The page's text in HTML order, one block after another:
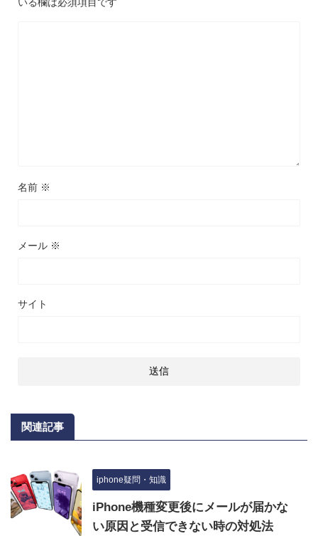
いる欄は必須項目です
名前 ※
メール ※
サイト
関連記事
iphone疑問・知識
iPhone機種変更後にメールが届かな
い原因と受信できない時の対処法